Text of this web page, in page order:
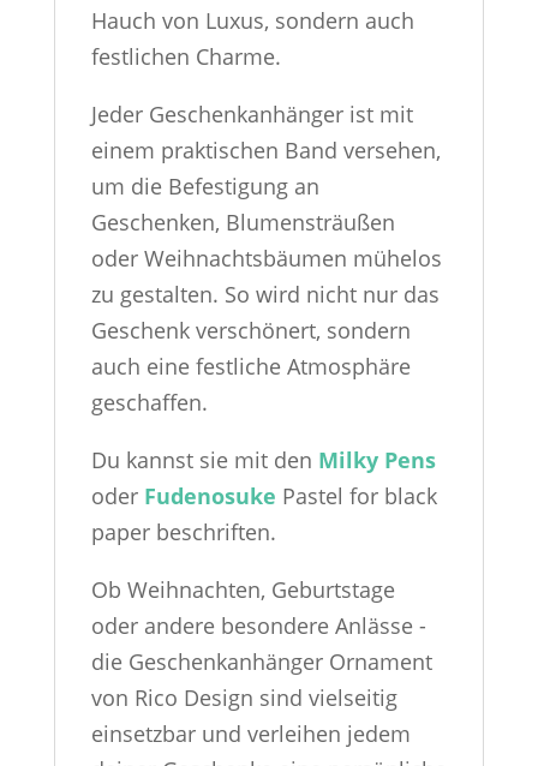
Hauch von Luxus, sondern auch
festlichen Charme.
Jeder Geschenkanhänger ist mit
einem praktischen Band versehen,
um die Befestigung an
Geschenken, Blumensträußen
oder Weihnachtsbäumen mühelos
zu gestalten. So wird nicht nur das
Geschenk verschönert, sondern
auch eine festliche Atmosphäre
geschaffen.
Du kannst sie mit den Milky Pens
oder Fudenosuke Pastel for black
paper beschriften.
Ob Weihnachten, Geburtstage
oder andere besondere Anlässe -
die Geschenkanhänger Ornament
von Rico Design sind vielseitig
einsetzbar und verleihen jedem